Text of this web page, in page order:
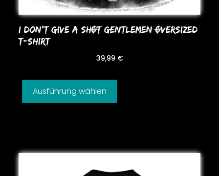
I DoN’T GIVE A SHOT GENTLEMEN OVERSIZED
T-SHIRT
39,99 €
Ausführung wählen